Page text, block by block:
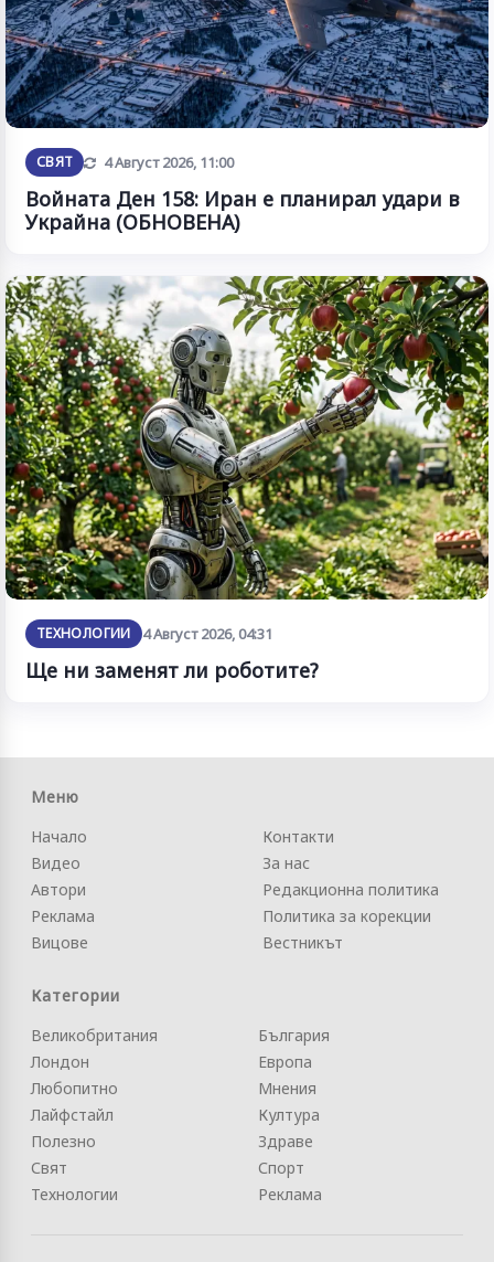
СВЯТ Обновена
4 Август 2026, 11:00
Войната Ден 158: Иран е планирал удари в
Украйна (ОБНОВЕНА)
ТЕХНОЛОГИИ 4 Август 2026, 04:31
Ще ни заменят ли роботите?
Меню
Начало
Видео
Автори
Реклама
Вицове
Контакти
За нас
Редакционна политика
Политика за корекции
Вестникът
Категории
Великобритания
Лондон
Любопитно
Лайфстайл
Полезно
Свят
Технологии
България
Европа
Мнения
Култура
Здраве
Спорт
Реклама